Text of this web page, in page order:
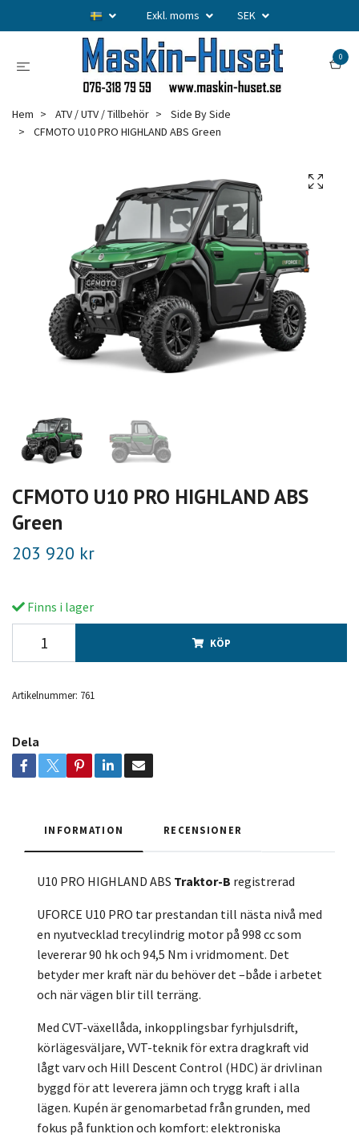
Exkl. moms SEK
0
Hem ATV / UTV / Tillbehör
Side By Side
CFMOTO U10 PRO HIGHLAND ABS Green
CFMOTO U10 PRO HIGHLAND ABS
Green
203 920 kr
Finns i lager
KÖP
Artikelnummer: 761
Dela
INFORMATION RECENSIONER
U10 PRO HIGHLAND ABS Traktor-B registrerad
UFORCE U10 PRO tar prestandan till nästa nivå med
en nyutvecklad trecylindrig motor på 998 cc som
levererar 90 hk och 94,5 Nm i vridmoment. Det
betyder mer kraft när du behöver det –både i arbetet
och när vägen blir till terräng.
Med CVT-växellåda, inkopplingsbar fyrhjulsdrift,
körlägesväljare, VVT-teknik för extra dragkraft vid
lågt varv och Hill Descent Control (HDC) är drivlinan
byggd för att leverera jämn och trygg kraft i alla
lägen. Kupén är genomarbetad från grunden, med
fokus på funktion och komfort: elektroniska